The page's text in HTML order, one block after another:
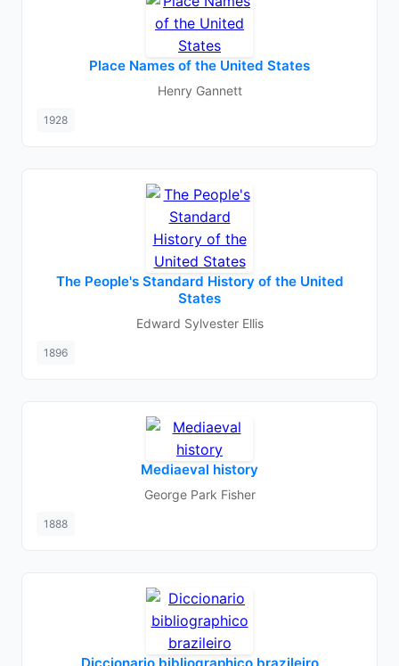
Place Names of the United States
Henry Gannett
1928
The People's Standard History of the United
States
Edward Sylvester Ellis
1896
Mediaeval history
George Park Fisher
1888